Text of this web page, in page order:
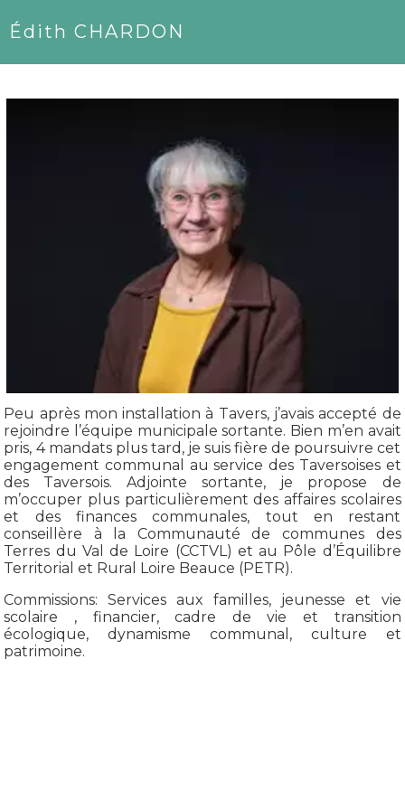
Édith CHARDON
Peu après mon installation à Tavers, j’avais accepté de
rejoindre l’équipe municipale sortante. Bien m’en avait
pris, 4 mandats plus tard, je suis fière de poursuivre cet
engagement communal au service des Taversoises et
des Taversois. Adjointe sortante, je propose de
m’occuper plus particulièrement des affaires scolaires
et des finances communales, tout en restant
conseillère à la Communauté de communes des
Terres du Val de Loire (CCTVL) et au Pôle d’Équilibre
Territorial et Rural Loire Beauce (PETR).
Commissions: Services aux familles, jeunesse et vie
scolaire , financier, cadre de vie et transition
écologique, dynamisme communal, culture et
patrimoine.